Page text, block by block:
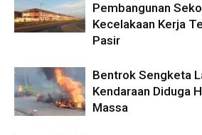
Pembangunan
Kecelakaan Kerja
Pasir
Bentrok Sengketa
Kendaraan Diduga
Massa